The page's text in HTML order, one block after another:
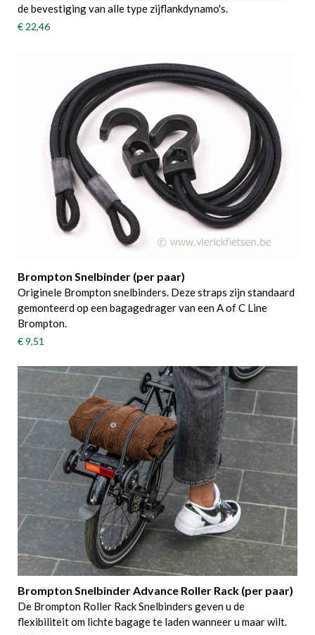
de bevestiging van alle type zijflankdynamo's.
€ 22,46
Brompton Snelbinder (per paar)
Originele Brompton snelbinders. Deze straps zijn standaard
gemonteerd op een bagagedrager van een A of C Line
Brompton.
€ 9,51
Brompton Snelbinder Advance Roller Rack (per paar)
De Brompton Roller Rack Snelbinders geven u de
flexibiliteit om lichte bagage te laden wanneer u maar wilt.